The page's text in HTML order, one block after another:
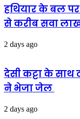
हथियार के बल
से करीब सवा
2 days ago
देसी कट्टा के
ने भेजा जेल
2 days ago